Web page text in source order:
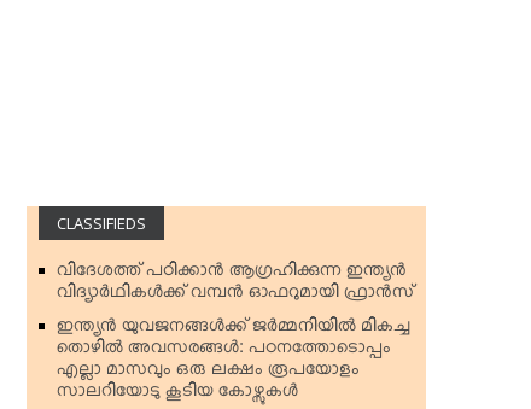
CLASSIFIEDS
വിദേശത്ത് പഠിക്കാന്‍ ആഗ്രഹിക്കുന്ന ഇന്ത്യന്‍
വിദ്യാര്‍ഥികള്‍ക്ക് വമ്പന്‍ ഓഫറുമായി ഫ്രാന്‍സ്
ഇന്ത്യന്‍ യുവജനങ്ങള്‍ക്ക് ജര്‍മ്മനിയില്‍ മികച്ച
തൊഴില്‍ അവസരങ്ങള്‍: പഠനത്തോടൊപ്പം
എല്ലാ മാസവും ഒരു ലക്ഷം രൂപയോളം
സാലറിയോടു കൂടിയ കോഴ്സുകള്‍